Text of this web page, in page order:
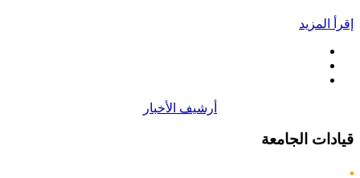
إقرأ المزيد
أرشيف الأخبار
قيادات الجامعة